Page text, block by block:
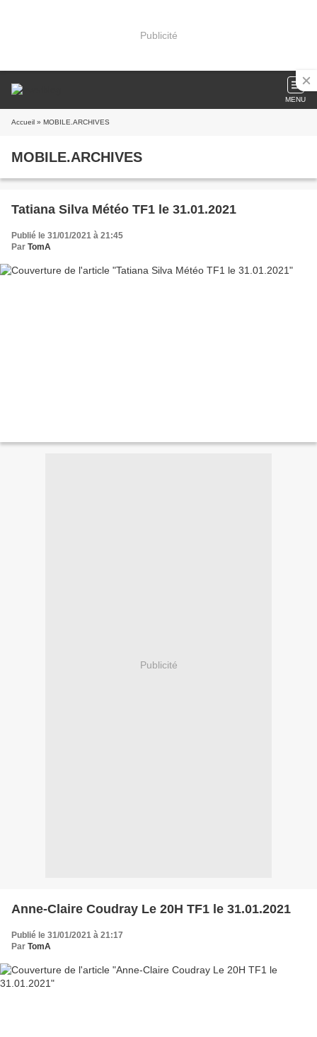
Publicité
MENU
Accueil » MOBILE.ARCHIVES
MOBILE.ARCHIVES
Tatiana Silva Météo TF1 le 31.01.2021
Publié le 31/01/2021 à 21:45
Par TomA
Publicité
Anne-Claire Coudray Le 20H TF1 le 31.01.2021
Publié le 31/01/2021 à 21:17
Par TomA